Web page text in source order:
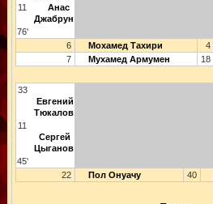
11
Анас
Джабрун
76'
6
Мохамед Тахири 4
7
Мухамед Армумен 18
33
Евгений
Тюкалов
11
Сергей
Цыганов
45'
22
Пол Онуачу 40